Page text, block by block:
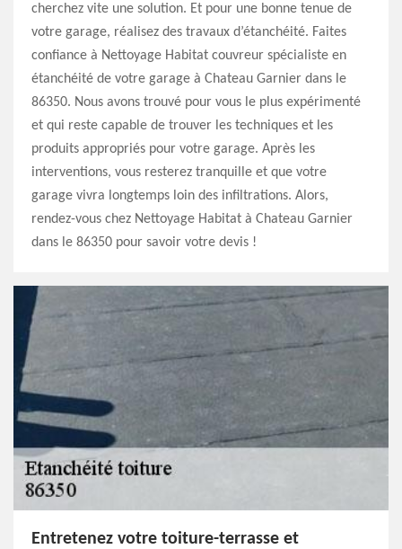
cherchez vite une solution. Et pour une bonne tenue de
votre garage, réalisez des travaux d’étanchéité. Faites
confiance à Nettoyage Habitat couvreur spécialiste en
étanchéité de votre garage à Chateau Garnier dans le
86350. Nous avons trouvé pour vous le plus expérimenté
et qui reste capable de trouver les techniques et les
produits appropriés pour votre garage. Après les
interventions, vous resterez tranquille et que votre
garage vivra longtemps loin des infiltrations. Alors,
rendez-vous chez Nettoyage Habitat à Chateau Garnier
dans le 86350 pour savoir votre devis !
Entretenez votre toiture-terrasse et